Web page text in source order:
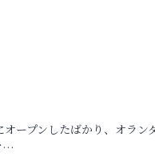
ープンしたばかり、オラン
…